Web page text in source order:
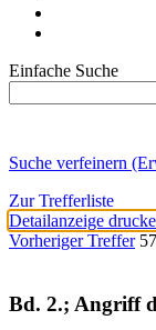
Einfache Suche
Suche verfeinern
Zur Trefferliste
Detailanzeige
Vorheriger Treffer
Bd. 2.; Angriff